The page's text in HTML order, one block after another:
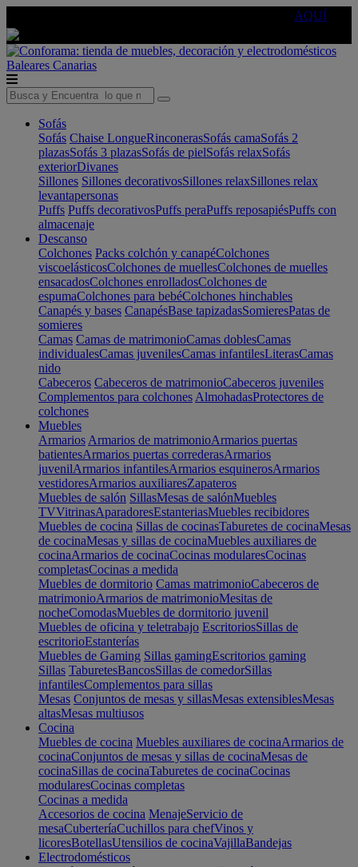
AQUÍ
Baleares Canarias
Sofás
Sofás Chaise LongueRinconerasSofás camaSofás 2
plazasSofás 3 plazasSofás de pielSofás relaxSofás
exteriorDivanes
Sillones Sillones decorativosSillones relaxSillones relax
levantapersonas
Puffs Puffs decorativosPuffs peraPuffs reposapiésPuffs con
almacenaje
Descanso
Colchones Packs colchón y canapéColchones
viscoelásticosColchones de muellesColchones de muelles
ensacadosColchones enrolladosColchones de
espumaColchones para bebéColchones hinchables
Canapés y bases CanapésBase tapizadasSomieresPatas de
somieres
Camas Camas de matrimonioCamas doblesCamas
individualesCamas juvenilesCamas infantilesLiterasCamas
nido
Cabeceros Cabeceros de matrimonioCabeceros juveniles
Complementos para colchones AlmohadasProtectores de
colchones
Muebles
Armarios Armarios de matrimonioArmarios puertas
batientesArmarios puertas correderasArmarios
juvenilArmarios infantilesArmarios esquinerosArmarios
vestidoresArmarios auxiliaresZapateros
Muebles de salón SillasMesas de salónMuebles
TVVitrinasAparadoresEstanteriasMuebles recibidores
Muebles de cocina Sillas de cocinasTaburetes de cocinaMesas
de cocinaMesas y sillas de cocinaMuebles auxiliares de
cocinaArmarios de cocinaCocinas modularesCocinas
completasCocinas a medida
Muebles de dormitorio Camas matrimonioCabeceros de
matrimonioArmarios de matrimonioMesitas de
nocheComodasMuebles de dormitorio juvenil
Muebles de oficina y teletrabajo EscritoriosSillas de
escritorioEstanterías
Muebles de Gaming Sillas gamingEscritorios gaming
Sillas TaburetesBancosSillas de comedorSillas
infantilesComplementos para sillas
Mesas Conjuntos de mesas y sillasMesas extensiblesMesas
altasMesas multiusos
Cocina
Muebles de cocina Muebles auxiliares de cocinaArmarios de
cocinaConjuntos de mesas y sillas de cocinaMesas de
cocinaSillas de cocinaTaburetes de cocinaCocinas
modularesCocinas completas
Cocinas a medida
Accesorios de cocina MenajeServicio de
mesaCuberteríaCuchillos para chefVinos y
licoresBotellasUtensilios de cocinaVajillaBandejas
Electrodomésticos